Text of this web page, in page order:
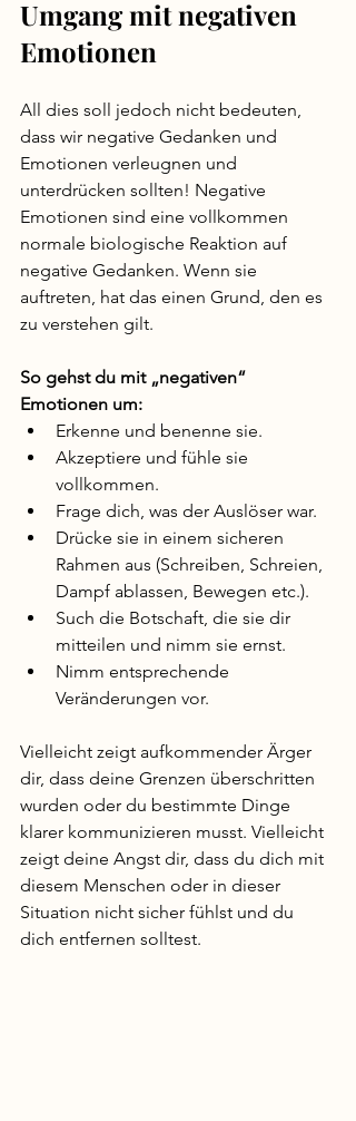
Umgang mit negativen
Emotionen
All dies soll jedoch nicht bedeuten,
dass wir negative Gedanken und
Emotionen verleugnen und
unterdrücken sollten! Negative
Emotionen sind eine vollkommen
normale biologische Reaktion auf
negative Gedanken. Wenn sie
auftreten, hat das einen Grund, den es
zu verstehen gilt.
So gehst du mit „negativen“
Emotionen um:
Erkenne und benenne sie.
Akzeptiere und fühle sie
vollkommen.
Frage dich, was der Auslöser war.
Drücke sie in einem sicheren
Rahmen aus (Schreiben, Schreien,
Dampf ablassen, Bewegen etc.).
Such die Botschaft, die sie dir
mitteilen und nimm sie ernst.
Nimm entsprechende
Veränderungen vor.
Vielleicht zeigt aufkommender Ärger
dir, dass deine Grenzen überschritten
wurden oder du bestimmte Dinge
klarer kommunizieren musst. Vielleicht
zeigt deine Angst dir, dass du dich mit
diesem Menschen oder in dieser
Situation nicht sicher fühlst und du
dich entfernen solltest.